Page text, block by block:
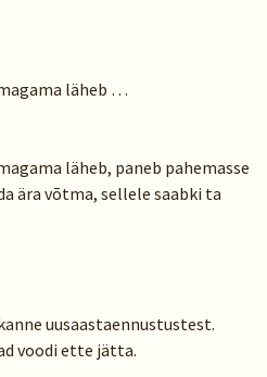
läheb …
läheb, paneb pahemasse
ära võtma, sellele saabki ta
uusaastaennustustest.
voodi ette jätta.